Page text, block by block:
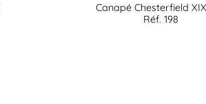
Canapé Chesterfield
Réf. 198